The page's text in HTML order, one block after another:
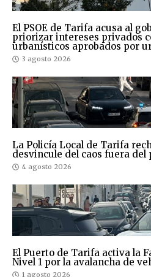
El PSOE de Tarifa acusa al
priorizar intereses privados
urbanísticos aprobados por
3 agosto 2026
La Policía Local de Tarifa
desvincule del caos fuera del
4 agosto 2026
El Puerto de Tarifa activa la
Nivel 1 por la avalancha de
1 agosto 2026